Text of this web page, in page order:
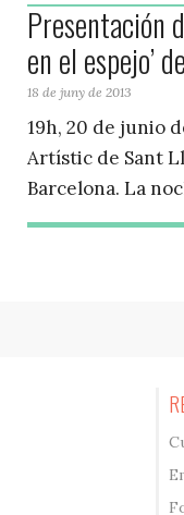
Presentación
en el espejo’
18 de juny de 2013
19h, 20 de junio
Artístic de Sant
Barcelona. La